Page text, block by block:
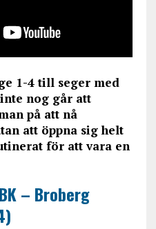
1-4 till seger med
nog går att
på att nå
att öppna sig helt
för att vara en
– Broberg